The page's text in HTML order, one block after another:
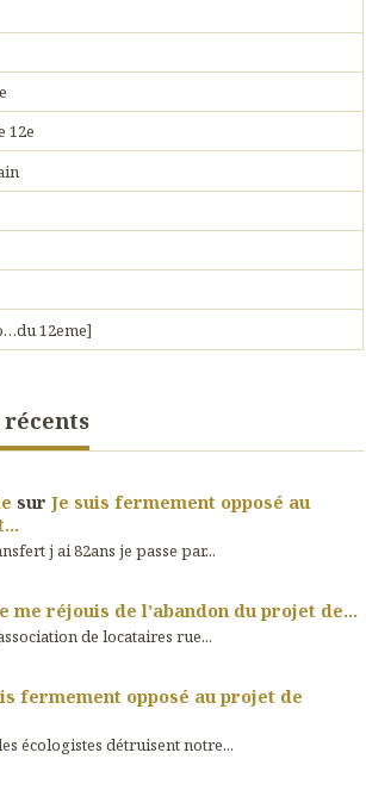
12e
12eme]
récents
sur Je suis fermement opposé au
j ai 82ans je passe par...
me réjouis de l’abandon du projet de...
de locataires rue...
fermement opposé au projet de
écologistes détruisent notre...